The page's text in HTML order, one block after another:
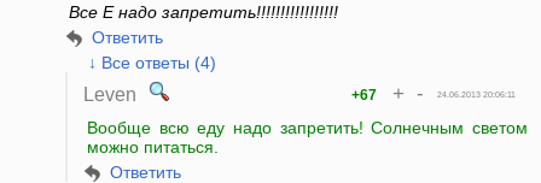
Все Е надо запретить!!!!!!!!!!!!!!!!!
Ответить
↓ Все ответы (4)
Leven 24.06.2013 20:06:11
+67 + -
Вообще всю еду надо запретить! Солнечным светом
можно питаться.
Ответить